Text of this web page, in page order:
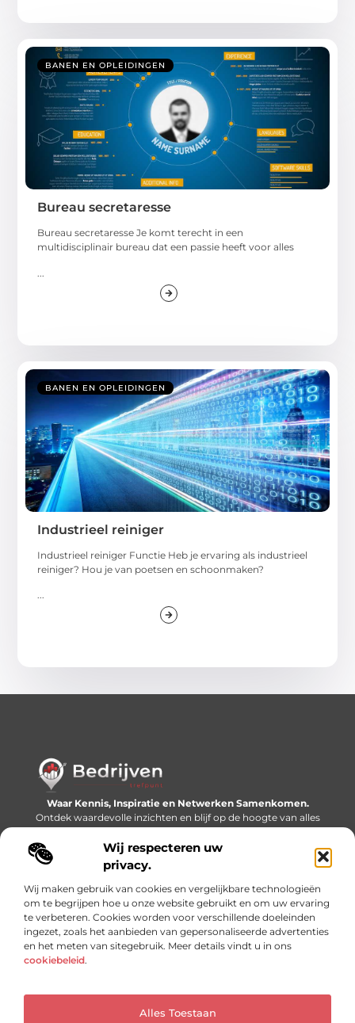
Wij respecteren uw
privacy.
Wij maken gebruik van cookies en vergelijkbare technologieën
om te begrijpen hoe u onze website gebruikt en om uw ervaring
te verbeteren. Cookies worden voor verschillende doeleinden
ingezet, zoals het aanbieden van gepersonaliseerde advertenties
en het meten van sitegebruik. Meer details vindt u in ons
cookiebeleid.
Alles Toestaan
BANEN EN OPLEIDINGEN
Bureau secretaresse
Bureau secretaresse Je komt terecht in een
multidisciplinair bureau dat een passie heeft voor alles
BANEN EN OPLEIDINGEN
Industrieel reiniger
Industrieel reiniger Functie Heb je ervaring als industrieel
reiniger? Hou je van poetsen en schoonmaken?
Waar Kennis, Inspiratie en Netwerken Samenkomen.
Ontdek waardevolle inzichten en blijf op de hoogte van alles
wat er speelt in de wereld.
Bericht categorie
Onze informatie